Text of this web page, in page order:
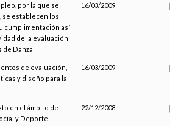
por la que se
se establecen los
cumplimentación así
de la evaluación
de Danza
16/03/2009
de evaluación,
y diseño para la
16/03/2009
en el ámbito de
y Deporte
22/12/2008